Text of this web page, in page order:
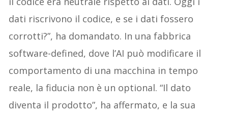
dati riscrivono il codice, e se i dati fossero
corrotti?”, ha domandato. In una fabbrica
software-defined, dove l’AI può modificare il
comportamento di una macchina in tempo
reale, la fiducia non è un optional. “Il dato
diventa il prodotto”, ha affermato, e la sua